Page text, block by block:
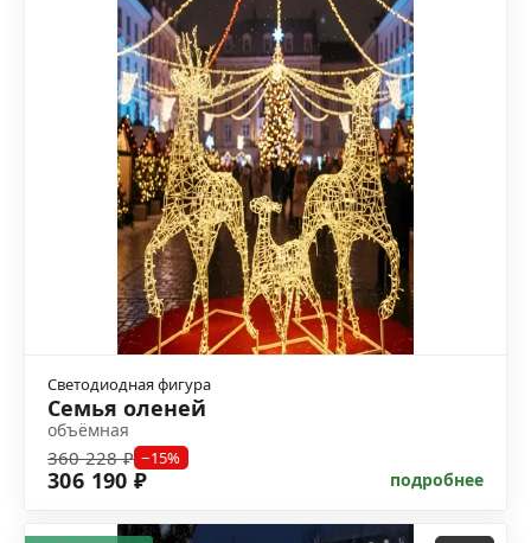
Светодиодная фигура
Семья оленей
объёмная
360 228 ₽ −15%
306 190 ₽ подробнее